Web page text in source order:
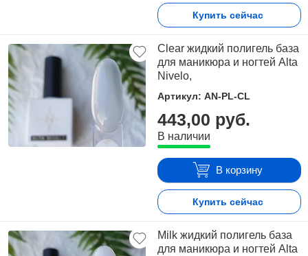
Купить сейчас
Clear жидкий полигель база
для маникюра и ногтей Alta
Nivelo,
Артикул: AN-PL-CL
443,00 руб.
В наличии
В корзину
Купить сейчас
Milk жидкий полигель база
для маникюра и ногтей Alta